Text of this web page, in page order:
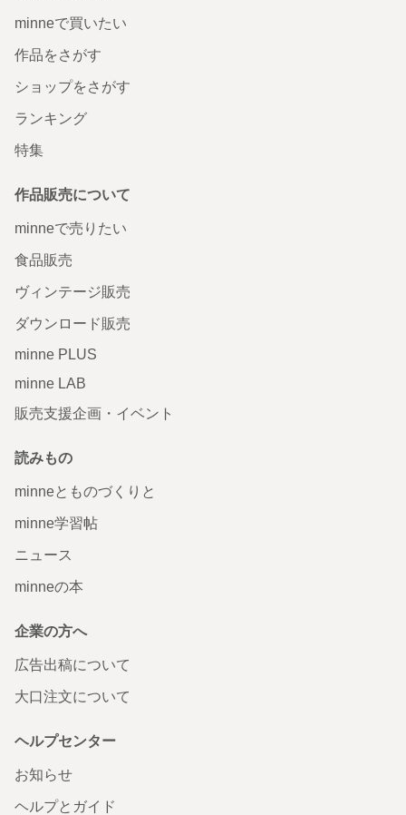
minneで買いたい
作品をさがす
ショップをさがす
ランキング
特集
作品販売について
minneで売りたい
食品販売
ヴィンテージ販売
ダウンロード販売
minne PLUS
minne LAB
販売支援企画・イベント
読みもの
minneとものづくりと
minne学習帖
ニュース
minneの本
企業の方へ
広告出稿について
大口注文について
ヘルプセンター
お知らせ
ヘルプとガイド